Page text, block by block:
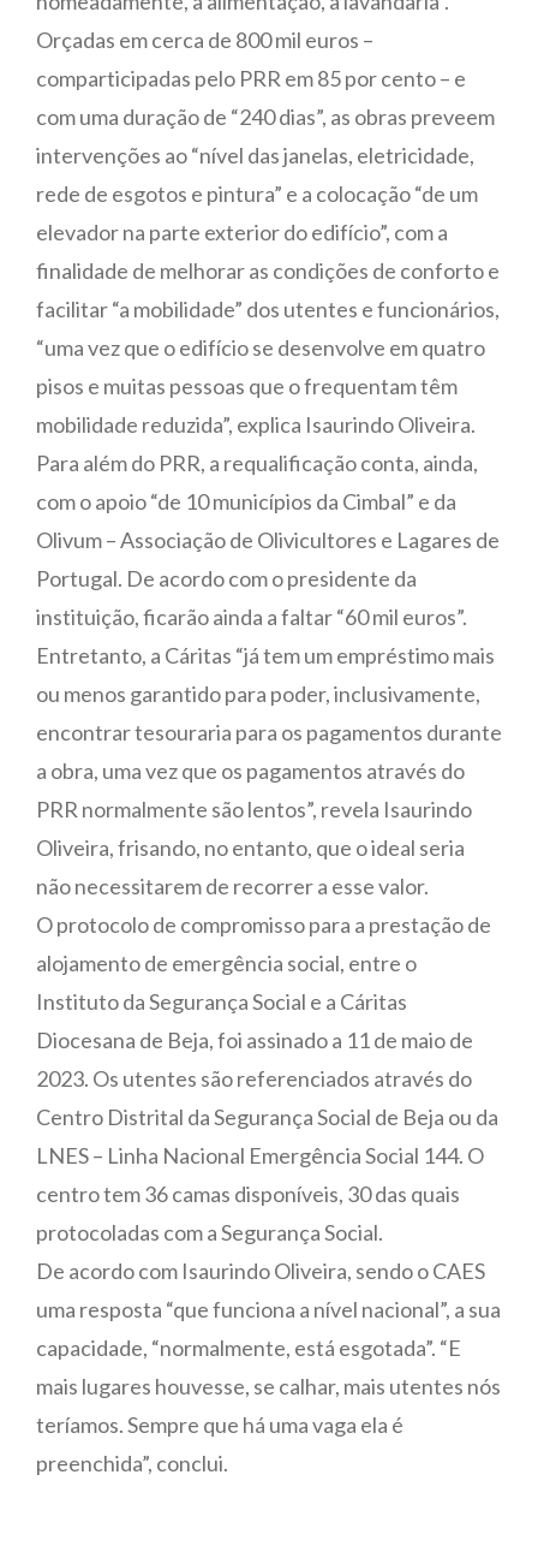
Orçadas em cerca de 800 mil euros –
comparticipadas pelo PRR em 85 por cento – e
com uma duração de “240 dias”, as obras preveem
intervenções ao “nível das janelas, eletricidade,
rede de esgotos e pintura” e a colocação “de um
elevador na parte exterior do edifício”, com a
finalidade de melhorar as condições de conforto e
facilitar “a mobilidade” dos utentes e funcionários,
“uma vez que o edifício se desenvolve em quatro
pisos e muitas pessoas que o frequentam têm
mobilidade reduzida”, explica Isaurindo Oliveira.
Para além do PRR, a requalificação conta, ainda,
com o apoio “de 10 municípios da Cimbal” e da
Olivum – Associação de Olivicultores e Lagares de
Portugal. De acordo com o presidente da
instituição, ficarão ainda a faltar “60 mil euros”.
Entretanto, a Cáritas “já tem um empréstimo mais
ou menos garantido para poder, inclusivamente,
encontrar tesouraria para os pagamentos durante
a obra, uma vez que os pagamentos através do
PRR normalmente são lentos”, revela Isaurindo
Oliveira, frisando, no entanto, que o ideal seria
não necessitarem de recorrer a esse valor.
O protocolo de compromisso para a prestação de
alojamento de emergência social, entre o
Instituto da Segurança Social e a Cáritas
Diocesana de Beja, foi assinado a 11 de maio de
2023. Os utentes são referenciados através do
Centro Distrital da Segurança Social de Beja ou da
LNES – Linha Nacional Emergência Social 144. O
centro tem 36 camas disponíveis, 30 das quais
protocoladas com a Segurança Social.
De acordo com Isaurindo Oliveira, sendo o CAES
uma resposta “que funciona a nível nacional”, a sua
capacidade, “normalmente, está esgotada”. “E
mais lugares houvesse, se calhar, mais utentes nós
teríamos. Sempre que há uma vaga ela é
preenchida”, conclui.